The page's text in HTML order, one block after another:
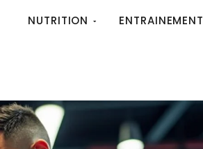
NUTRITION ENTRAINEMENT